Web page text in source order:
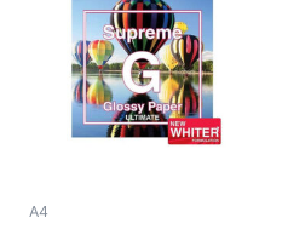
A4